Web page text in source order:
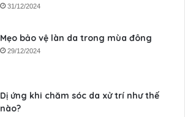
31/12/2024
Mẹo bảo vệ làn da trong mùa đông
29/12/2024
Dị ứng khi chăm sóc da xử trí như thế
nào?